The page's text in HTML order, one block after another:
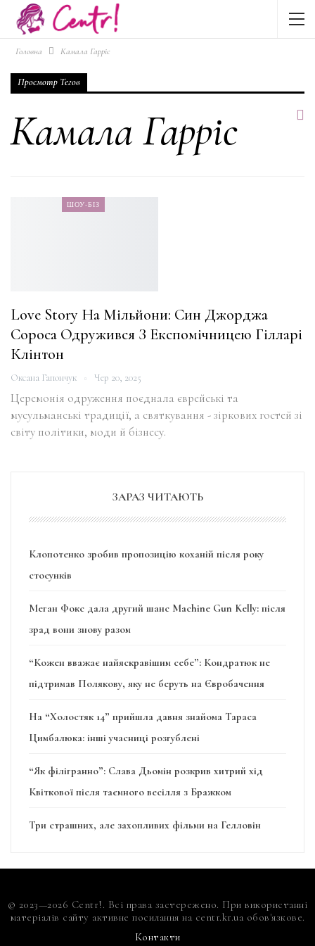
Головна Камала Гарріс
Просмотр Тегов
Камала Гарріс
ШОУ-БІЗ
Love Story На Мільйони: Син Джорджа
Сороса Одружився З Експомічницею Гілларі
Клінтон
Оксана Гапончук Чер 20, 2025
Церемонія одруження поєднала єврейські та
мусульманські традиції, а святкування - зіркових гостей зі
світу політики, моди й бізнесу.
ЗАРАЗ ЧИТАЮТЬ
Клопотенко зробив пропозицію коханій після року
стосунків
Меган Фокс дала другий шанс Machine Gun Kelly: після
зрад вони знову разом
“Кожен вважає найяскравішим себе”: Кондратюк не
підтримав Полякову, яку не беруть на Євробачення
На “Холостяк 14” прийшла давня знайома Тараса
Цимбалюка: інші учасниці розгублені
“Як філігранно”: Слава Дьомін розкрив хитрий хід
Квіткової після таємного весілля з Бражком
Три страшних, але захопливих фільми на Гелловін
© 2023—2026 Centr!. Всі права застережено. При використанні
матеріалів сайту активне посилання на centr.kr.ua обов'язкове.
Контакти